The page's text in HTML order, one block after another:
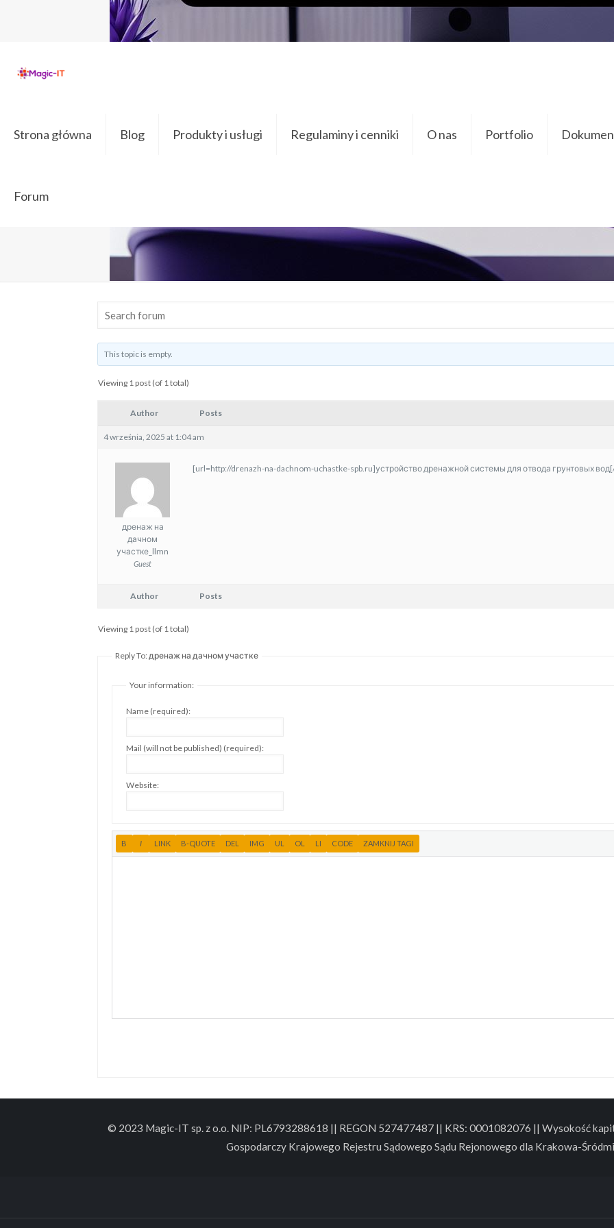
Strona główna Blog Produkty i usługi Regulaminy i cenniki O nas Portfolio
Forum
дренаж на дачном
This topic is empty.
Viewing 1 post (of 1 total)
Author Posts
4 września, 2025 at 1:04 am
дренаж на
дачном
участке_llmn
Guest
[url=http://drenazh-na-dachnom-uchastke-spb.ru]устройство дренажной системы для отвода грунтовых
Author Posts
Viewing 1 post (of 1 total)
Reply To: дренаж на дачном участке
Your information:
Name (required):
Mail (will not be published) (required):
Website:
© 2023 Magic-IT sp. z o.o. NIP: PL6793288618 || REGON 527477487 || KRS: 0001082076 || Wysokość
Gospodarczy Krajowego Rejestru Sądowego Sądu Rejonowego dla Krakowa-